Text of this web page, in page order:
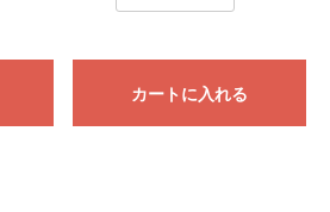
カートに入れる